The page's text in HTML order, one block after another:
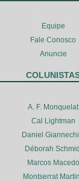
Equipe
Fale Conosco
Anuncie
A. F. Monquelat
Cal Lightman
Daniel
Déborah
Marcos Macedo
Montserrat